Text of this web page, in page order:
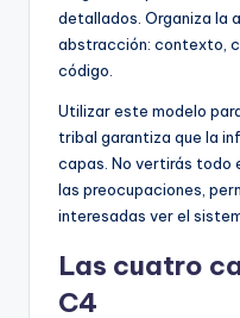
detallados. Organiza la
abstracción: contexto,
código.
Utilizar este modelo
tribal garantiza que la
capas. No vertirás todo
las preocupaciones,
interesadas ver el
Las cuatro
C4